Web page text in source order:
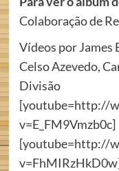
Colaboração de
Vídeos por James
Celso Azevedo,
Divisão
[youtube=http://
v=E_FM9Vmzb0c]
[youtube=http://